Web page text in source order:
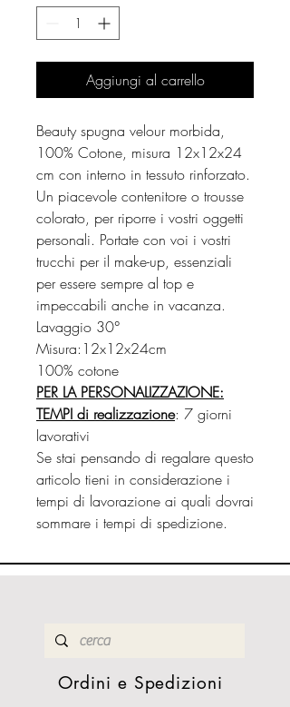
Aggiungi al carrello
Beauty spugna velour morbida,
100% Cotone, misura 12x12x24
cm con interno in tessuto rinforzato.
Un piacevole contenitore o trousse
colorato, per riporre i vostri oggetti
personali. Portate con voi i vostri
trucchi per il make-up, essenziali
per essere sempre al top e
impeccabili anche in vacanza.
Lavaggio 30°
Misura:12x12x24cm
100% cotone
PER LA PERSONALIZZAZIONE:
TEMPI di realizzazione: 7 giorni
lavorativi
Se stai pensando di regalare questo
articolo tieni in considerazione i
tempi di lavorazione ai quali dovrai
sommare i tempi di spedizione.
Ordini e Spedizioni